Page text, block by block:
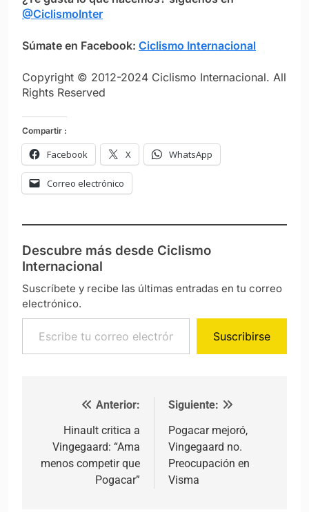
@CiclismoInter
Súmate en Facebook: Ciclismo Internacional
Copyright © 2012-2024 Ciclismo Internacional. All
Rights Reserved
Compartir :
Facebook X WhatsApp
Correo electrónico
Descubre más desde Ciclismo
Internacional
Suscríbete y recibe las últimas entradas en tu correo
electrónico.
Escribe tu correo electrónico…
Suscribirse
Navegación de entradas
Anterior:
Hinault critica a
Vingegaard: “Ama
menos competir que
Pogacar”
Siguiente:
Pogacar mejoró,
Vingegaard no.
Preocupación en
Visma